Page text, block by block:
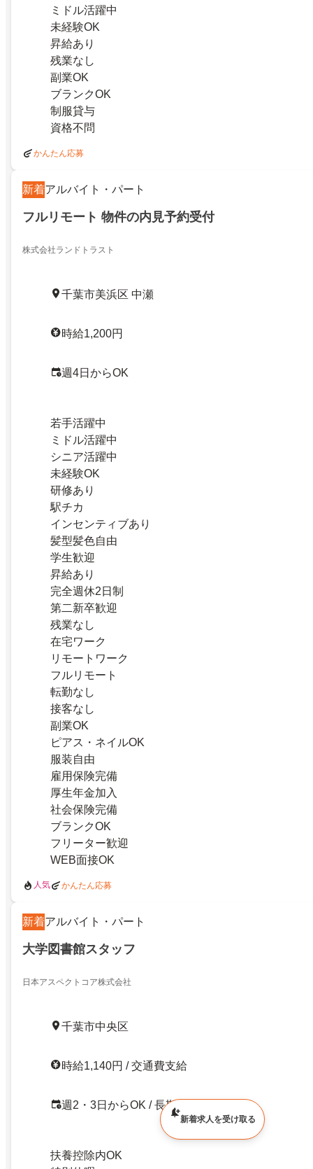
ミドル活躍中
未経験OK
昇給あり
残業なし
副業OK
ブランクOK
制服貸与
資格不問
かんたん応募
新着アルバイト・パート
フルリモート 物件の内見予約受付
株式会社ランドトラスト
千葉市美浜区 中瀬
時給1,200円
週4日からOK
若手活躍中
ミドル活躍中
シニア活躍中
未経験OK
研修あり
駅チカ
インセンティブあり
髪型髪色自由
学生歓迎
昇給あり
完全週休2日制
第二新卒歓迎
残業なし
在宅ワーク
リモートワーク
フルリモート
転勤なし
接客なし
副業OK
ピアス・ネイルOK
服装自由
雇用保険完備
厚生年金加入
社会保険完備
ブランクOK
フリーター歓迎
WEB面接OK
人気 かんたん応募
新着アルバイト・パート
大学図書館スタッフ
日本アスペクトコア株式会社
千葉市中央区
時給1,140円 / 交通費支給
週2・3日からOK / 長期
扶養控除内OK
新着求人を受け取る